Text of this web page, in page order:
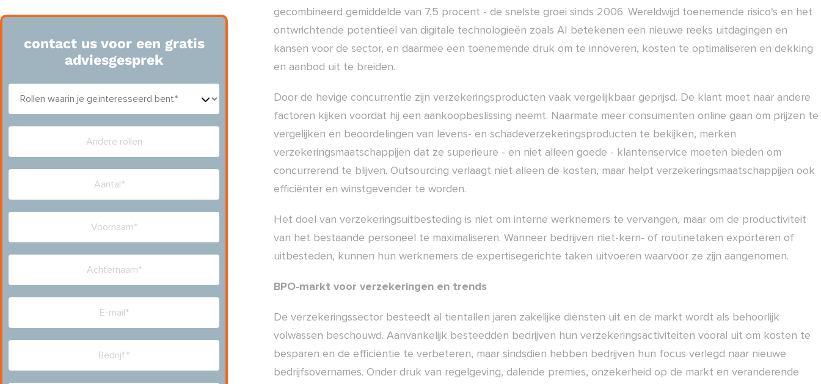
contact us voor een gratis
adviesgesprek
gecombineerd gemiddelde van 7,5 procent - de snelste groei sinds 2006. Wereldwijd toenemende risico's en het
ontwrichtende potentieel van digitale technologieën zoals AI betekenen een nieuwe reeks uitdagingen en
kansen voor de sector, en daarmee een toenemende druk om te innoveren, kosten te optimaliseren en dekking
en aanbod uit te breiden.
Door de hevige concurrentie zijn verzekeringsproducten vaak vergelijkbaar geprijsd. De klant moet naar andere
factoren kijken voordat hij een aankoopbeslissing neemt. Naarmate meer consumenten online gaan om prijzen te
vergelijken en beoordelingen van levens- en schadeverzekeringsproducten te bekijken, merken
verzekeringsmaatschappijen dat ze superieure - en niet alleen goede - klantenservice moeten bieden om
concurrerend te blijven. Outsourcing verlaagt niet alleen de kosten, maar helpt verzekeringsmaatschappijen ook
efficiënter en winstgevender te worden.
Het doel van verzekeringsuitbesteding is niet om interne werknemers te vervangen, maar om de productiviteit
van het bestaande personeel te maximaliseren. Wanneer bedrijven niet-kern- of routinetaken exporteren of
uitbesteden, kunnen hun werknemers de expertisegerichte taken uitvoeren waarvoor ze zijn aangenomen.
BPO-markt voor verzekeringen en trends
De verzekeringssector besteedt al tientallen jaren zakelijke diensten uit en de markt wordt als behoorlijk
volwassen beschouwd. Aanvankelijk besteedden bedrijven hun verzekeringsactiviteiten vooral uit om kosten te
besparen en de efficiëntie te verbeteren, maar sindsdien hebben bedrijven hun focus verlegd naar nieuwe
bedrijfsovernames. Onder druk van regelgeving, dalende premies, onzekerheid op de markt en veranderende